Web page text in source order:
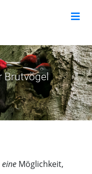
Brutvögel
eine Möglichkeit,